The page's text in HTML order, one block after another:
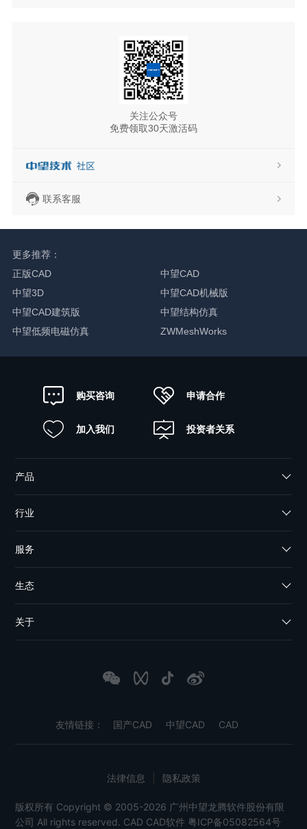
关注公众号
免费领取30天激活码
联系客服
更多推荐：
正版CAD
中望CAD
中望3D
中望CAD机械版
中望CAD建筑版
中望结构仿真
中望低频电磁仿真
ZWMeshWorks
购买咨询 申请合作
加入我们 投资者关系
产品
行业
服务
生态
关于
友情链接： 国产CAD 中望CAD CAD
版权所有 Copyright © 2005-2026 广州中望龙腾软件股份有限
公司 All rights reserved. CAD CAD软件 粤ICP备05082564号
法律信息 隐私政策